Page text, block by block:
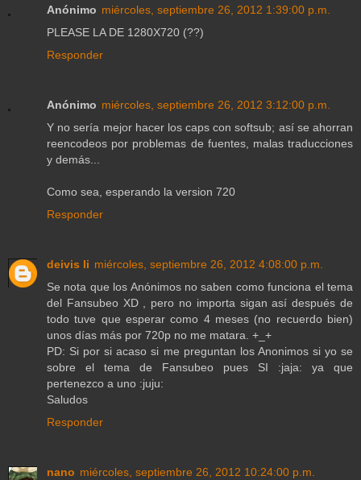
Anónimo miércoles, septiembre 26, 2012 1:39:00 p.m.
PLEASE LA DE 1280X720 (??)
Responder
Anónimo miércoles, septiembre 26, 2012 3:12:00 p.m.
Y no sería mejor hacer los caps con softsub; así se ahorran
reencodeos por problemas de fuentes, malas traducciones
y demás...
Como sea, esperando la version 720
Responder
deivis li miércoles, septiembre 26, 2012 4:08:00 p.m.
Se nota que los Anónimos no saben como funciona el tema
del Fansubeo XD , pero no importa sigan así después de
todo tuve que esperar como 4 meses (no recuerdo bien)
unos días más por 720p no me matara. +_+
PD: Si por si acaso si me preguntan los Anonimos si yo se
sobre el tema de Fansubeo pues SI :jaja: ya que
pertenezco a uno :juju:
Saludos
Responder
nano miércoles, septiembre 26, 2012 10:24:00 p.m.